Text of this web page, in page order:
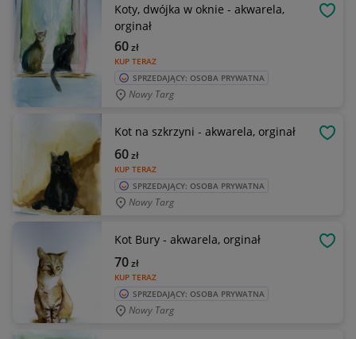
Koty, dwójka w oknie - akwarela,
orginał
KUP TERAZ
60zł
SPRZEDAJĄCY: OSOBA PRYWATNA
Nowy Targ
Kot na szkrzyni - akwarela, orginał
KUP TERAZ
60zł
SPRZEDAJĄCY: OSOBA PRYWATNA
Nowy Targ
Kot Bury - akwarela, orginał
KUP TERAZ
70zł
SPRZEDAJĄCY: OSOBA PRYWATNA
Nowy Targ